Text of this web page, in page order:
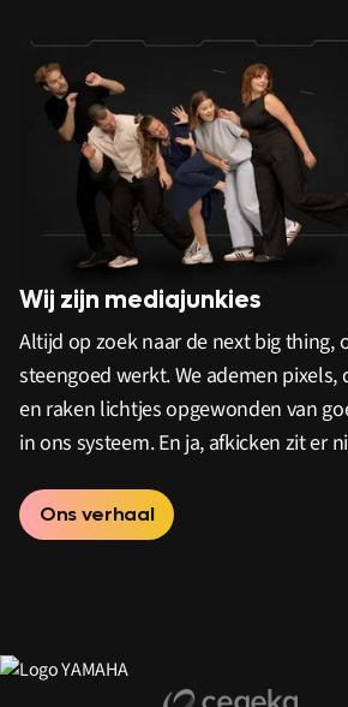
Wij zijn mediajunkies
Altijd op zoek naar de next big thing,
steengoed werkt. We ademen
en raken lichtjes opgewonden van
in ons systeem. En ja, afkicken zit er
Ons verhaal